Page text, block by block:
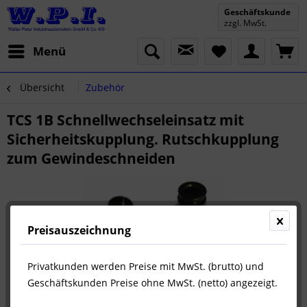
Menü
Geschäftskunde
zzgl. MwSt.
Übersicht Zubehör
TCS 1B Schnellwechseleinsatz mit
Sicherheitskupplung. Rutschkupplung
zum Gewindeschneiden
Preisauszeichnung
Privatkunden werden Preise mit MwSt. (brutto) und
Geschäftskunden Preise ohne MwSt. (netto) angezeigt.